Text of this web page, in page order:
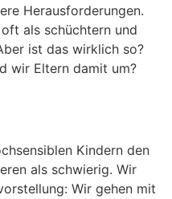
Herausforderungen.
als schüchtern und
ist das wirklich so?
wir Eltern damit um?
Kindern den
als schwierig. Wir
Wir gehen mit